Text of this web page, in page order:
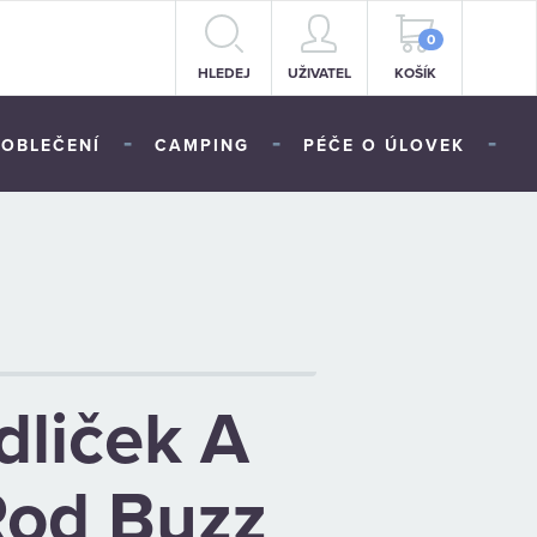
HLEDEJ UŽIVATEL
0
KOŠÍK
OBLEČENÍ - CAMPING - PÉČE O ÚLOVEK -
A
Buzz